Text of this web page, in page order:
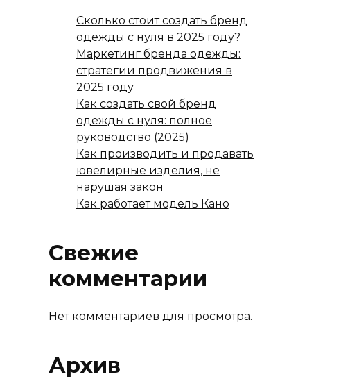
Сколько стоит создать бренд
одежды с нуля в 2025 году?
Маркетинг бренда одежды:
стратегии продвижения в
2025 году
Как создать свой бренд
одежды с нуля: полное
руководство (2025)
Как производить и продавать
ювелирные изделия, не
нарушая закон
Как работает модель Кано
Свежие
комментарии
Нет комментариев для просмотра.
Архив